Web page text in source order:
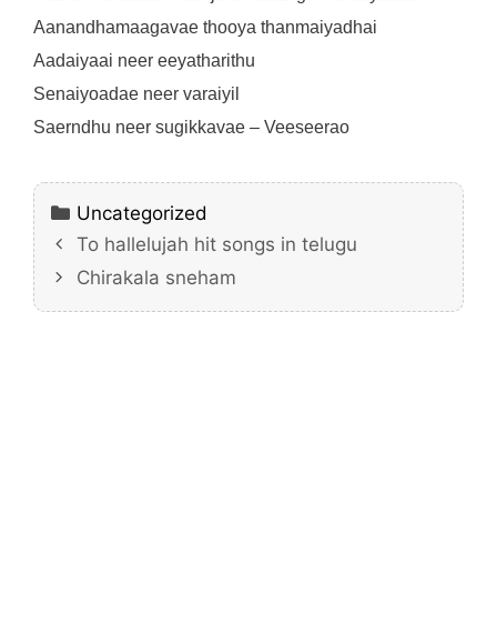
Aanandhamaagavae thooya thanmaiyadhai
Aadaiyaai neer eeyatharithu
Senaiyoadae neer varaiyil
Saerndhu neer sugikkavae – Veeseerao
Categories
Uncategorized
To hallelujah hit songs in telugu
Chirakala sneham